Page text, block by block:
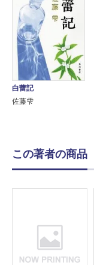
白蕾記
佐藤雫
この著者の商品